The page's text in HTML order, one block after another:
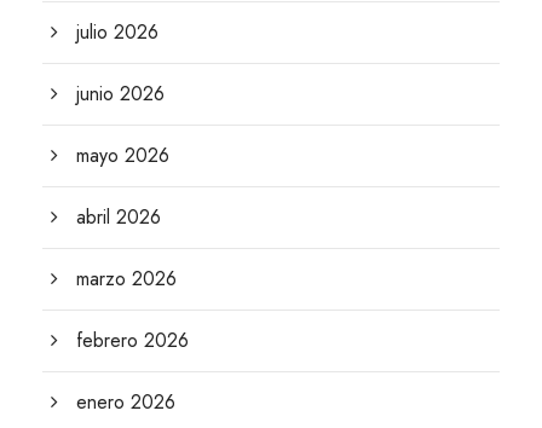
julio 2026
junio 2026
mayo 2026
abril 2026
marzo 2026
febrero 2026
enero 2026